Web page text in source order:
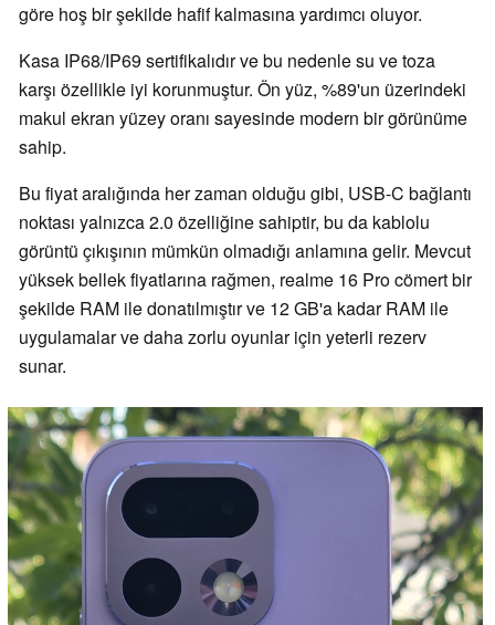
göre hoş bir şekilde hafif kalmasına yardımcı oluyor.
Kasa IP68/IP69 sertifikalıdır ve bu nedenle su ve toza
karşı özellikle iyi korunmuştur. Ön yüz, %89'un üzerindeki
makul ekran yüzey oranı sayesinde modern bir görünüme
sahip.
Bu fiyat aralığında her zaman olduğu gibi, USB-C bağlantı
noktası yalnızca 2.0 özelliğine sahiptir, bu da kablolu
görüntü çıkışının mümkün olmadığı anlamına gelir. Mevcut
yüksek bellek fiyatlarına rağmen, realme 16 Pro cömert bir
şekilde RAM ile donatılmıştır ve 12 GB'a kadar RAM ile
uygulamalar ve daha zorlu oyunlar için yeterli rezerv
sunar.